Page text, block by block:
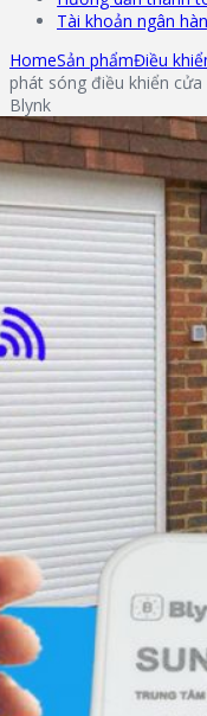
Tài khoản ngân
HomeSản phẩmĐiều
phát sóng điều khiển
Blynk